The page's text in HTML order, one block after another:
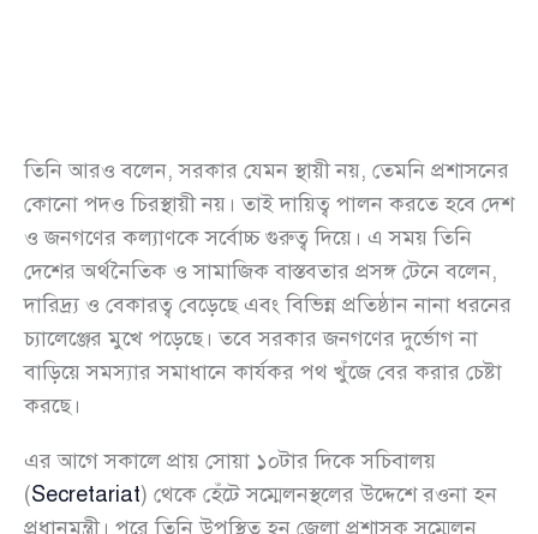
তিনি আরও বলেন, সরকার যেমন স্থায়ী নয়, তেমনি প্রশাসনের
কোনো পদও চিরস্থায়ী নয়। তাই দায়িত্ব পালন করতে হবে দেশ
ও জনগণের কল্যাণকে সর্বোচ্চ গুরুত্ব দিয়ে। এ সময় তিনি
দেশের অর্থনৈতিক ও সামাজিক বাস্তবতার প্রসঙ্গ টেনে বলেন,
দারিদ্র্য ও বেকারত্ব বেড়েছে এবং বিভিন্ন প্রতিষ্ঠান নানা ধরনের
চ্যালেঞ্জের মুখে পড়েছে। তবে সরকার জনগণের দুর্ভোগ না
বাড়িয়ে সমস্যার সমাধানে কার্যকর পথ খুঁজে বের করার চেষ্টা
করছে।
এর আগে সকালে প্রায় সোয়া ১০টার দিকে সচিবালয়
(Secretariat) থেকে হেঁটে সম্মেলনস্থলের উদ্দেশে রওনা হন
প্রধানমন্ত্রী। পরে তিনি উপস্থিত হন জেলা প্রশাসক সম্মেলন